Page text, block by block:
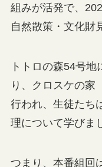
組みが活発で、
自然散策・文化財
トトロの森54号
り、クロスケの家
行われ、生徒たち
理について学びま
つまり、本番組回